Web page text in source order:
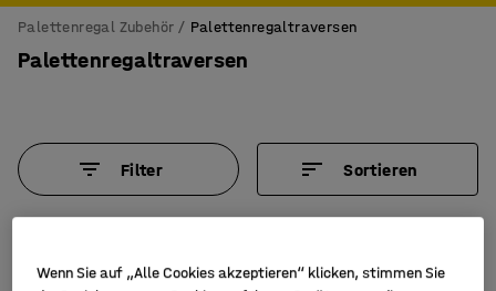
Palettenregal Zubehör Palettenregaltraversen
Palettenregaltraversen
Filter Sortieren
Wenn Sie auf „Alle Cookies akzeptieren“ klicken, stimmen Sie